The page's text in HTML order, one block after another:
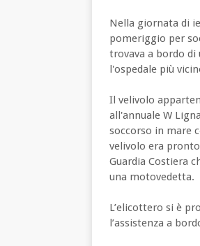
Nella giornata di
pomeriggio per
trovava a bordo
l'ospedale più
Il velivolo
all'annuale W
soccorso in mare
velivolo era
Guardia Costiera
una motovedetta.
L’elicottero si è
l’assistenza a